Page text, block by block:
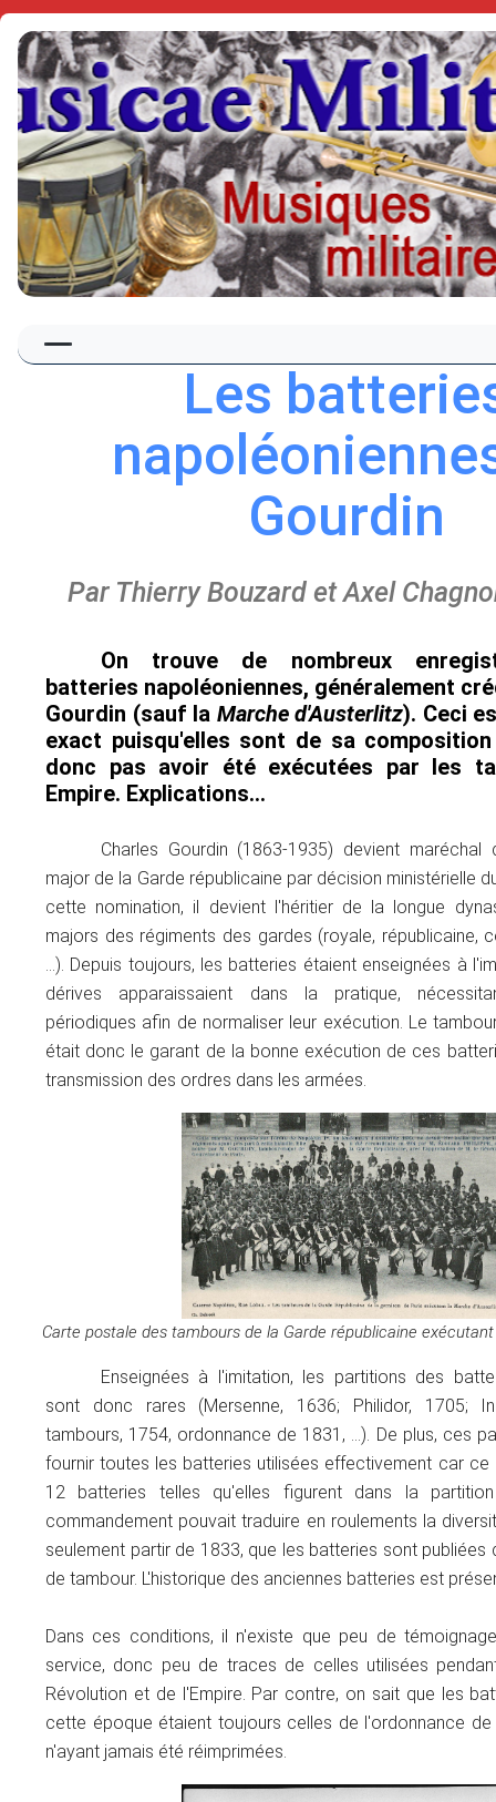
Les
Gourdin
Par Thierry Bouzard et Axel
On trouve de nombreux
batteries napoléoniennes, généralement
Gourdin (sauf la Marche d'Austerlitz). Ceci
exact puisqu'elles sont de sa
donc pas avoir été exécutées par les
Empire. Explications…
Charles Gourdin (1863-1935) devient
major de la Garde républicaine par décision ministérielle
cette nomination, il devient l'héritier de la longue
majors des régiments des gardes (royale, républicaine,
…). Depuis toujours, les batteries étaient enseignées à
dérives apparaissaient dans la pratique,
périodiques afin de normaliser leur exécution. Le
était donc le garant de la bonne exécution de ces
transmission des ordres dans les armées.
Carte postale des tambours de la Garde républicaine
Enseignées à l'imitation, les partitions des
sont donc rares (Mersenne, 1636; Philidor, 1705;
tambours, 1754, ordonnance de 1831, …). De plus, ces
fournir toutes les batteries utilisées effectivement car ce
12 batteries telles qu'elles figurent dans la
commandement pouvait traduire en roulements la
seulement partir de 1833, que les batteries sont publiées
de tambour. L'historique des anciennes batteries est
Dans ces conditions, il n'existe que peu de
service, donc peu de traces de celles utilisées
Révolution et de l'Empire. Par contre, on sait que les
cette époque étaient toujours celles de l'ordonnance
n'ayant jamais été réimprimées.